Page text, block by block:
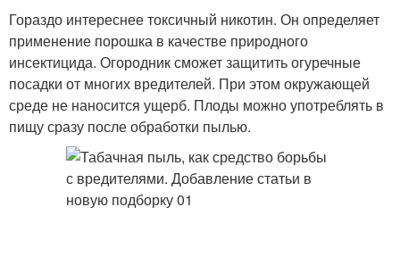
Гораздо интереснее токсичный никотин. Он определяет
применение порошка в качестве природного
инсектицида. Огородник сможет защитить огуречные
посадки от многих вредителей. При этом окружающей
среде не наносится ущерб. Плоды можно употреблять в
пищу сразу после обработки пылью.